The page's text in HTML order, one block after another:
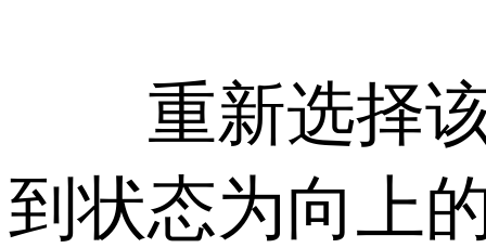
重新选择该
到状态为向上